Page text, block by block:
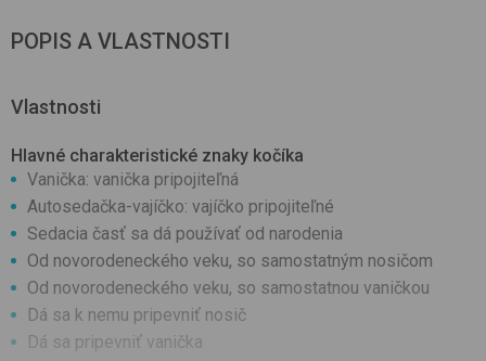
POPIS A VLASTNOSTI
Vlastnosti
Hlavné charakteristické znaky kočíka
Vanička: vanička pripojiteľná
Autosedačka-vajíčko: vajíčko pripojiteľné
Sedacia časť sa dá používať od narodenia
Od novorodeneckého veku, so samostatným nosičom
Od novorodeneckého veku, so samostatnou vaničkou
Dá sa k nemu pripevniť nosič
Dá sa pripevniť vanička